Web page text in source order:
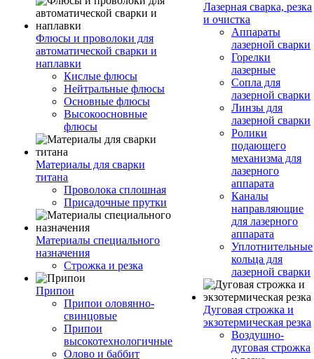
Флюсы и проволоки для
автоматической сварки и
наплавки
Кислые флюсы
Нейтральные флюсы
Основные флюсы
Высокоосновные
флюсы
Материалы для сварки
титана
Проволока сплошная
Присадочные прутки
Материалы специального
назначения
Строжка и резка
Припои
Припои оловянно-
свинцовые
Припои
высокотехнологичные
Олово и баббит
Лазерная сварка, резка
и очистка
Аппараты
лазерной сварки
Горелки
лазерные
Сопла для
лазерной сварки
Линзы для
лазерной сварки
Ролики
подающего
механизма для
лазерного
аппарата
Каналы
направляющие
для лазерного
аппарата
Уплотнительные
кольца для
лазерной сварки
Дуговая строжка и
экзотермическая резка
Воздушно-
дуговая строжка